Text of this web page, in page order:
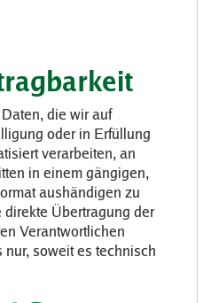
die wir auf
oder in Erfüllung
verarbeiten, an
in einem gängigen,
aushändigen zu
direkte Übertragung der
Verantwortlichen
soweit es technisch